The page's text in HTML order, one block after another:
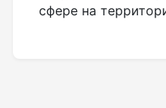
сфере на